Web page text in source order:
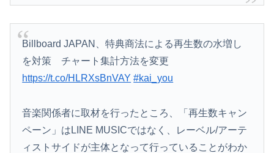
Billboard JAPAN、特典商法による再生数の水増し
を対策 チャート集計方法を変更
https://t.co/HLRXsBnVAY #kai_you
音楽関係者に取材を行ったところ、「再生数キャン
ペーン」はLINE MUSICではなく、レーベル/アーテ
ィストサイドが主体となって行っていることがわか